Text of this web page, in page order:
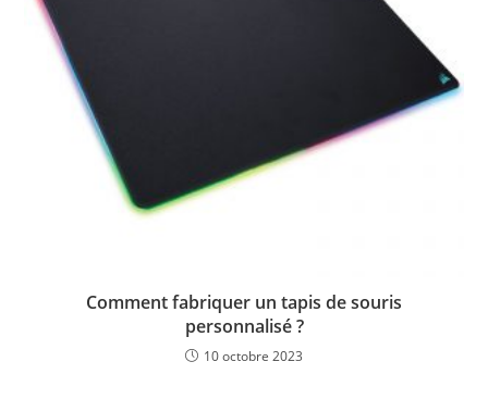
Comment fabriquer un tapis de souris
personnalisé ?
10 octobre 2023